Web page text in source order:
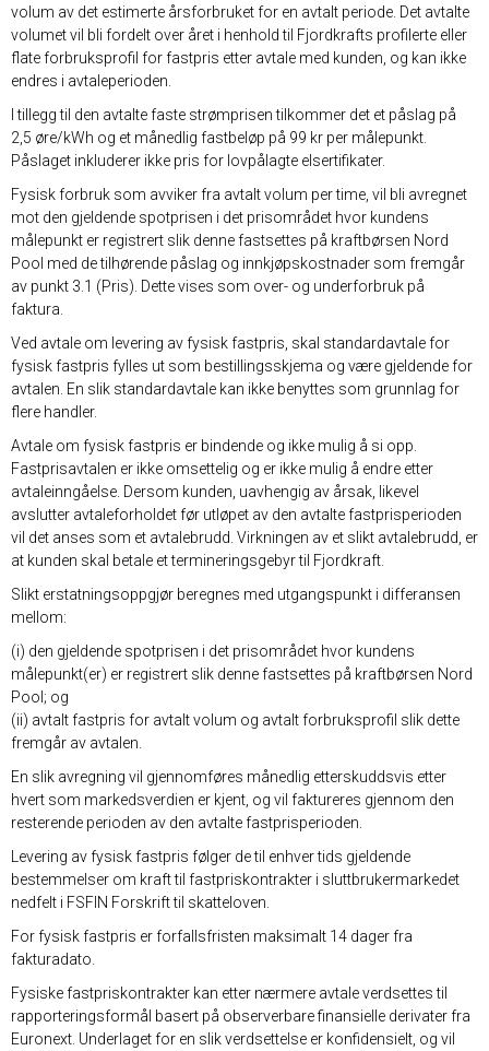
volum av det estimerte årsforbruket for en avtalt periode. Det avtalte
volumet vil bli fordelt over året i henhold til Fjordkrafts profilerte eller
flate forbruksprofil for fastpris etter avtale med kunden, og kan ikke
endres i avtaleperioden.
I tillegg til den avtalte faste strømprisen tilkommer det et påslag på
2,5 øre/kWh og et månedlig fastbeløp på 99 kr per målepunkt.
Påslaget inkluderer ikke pris for lovpålagte elsertifikater.
Fysisk forbruk som avviker fra avtalt volum per time, vil bli avregnet
mot den gjeldende spotprisen i det prisområdet hvor kundens
målepunkt er registrert slik denne fastsettes på kraftbørsen Nord
Pool med de tilhørende påslag og innkjøpskostnader som fremgår
av punkt 3.1 (Pris). Dette vises som over- og underforbruk på
faktura.
Ved avtale om levering av fysisk fastpris, skal standardavtale for
fysisk fastpris fylles ut som bestillingsskjema og være gjeldende for
avtalen. En slik standardavtale kan ikke benyttes som grunnlag for
flere handler.
Avtale om fysisk fastpris er bindende og ikke mulig å si opp.
Fastprisavtalen er ikke omsettelig og er ikke mulig å endre etter
avtaleinngåelse. Dersom kunden, uavhengig av årsak, likevel
avslutter avtaleforholdet før utløpet av den avtalte fastprisperioden
vil det anses som et avtalebrudd. Virkningen av et slikt avtalebrudd, er
at kunden skal betale et termineringsgebyr til Fjordkraft.
Slikt erstatningsoppgjør beregnes med utgangspunkt i differansen
mellom:
(i) den gjeldende spotprisen i det prisområdet hvor kundens
målepunkt(er) er registrert slik denne fastsettes på kraftbørsen Nord
Pool; og
(ii) avtalt fastpris for avtalt volum og avtalt forbruksprofil slik dette
fremgår av avtalen.
En slik avregning vil gjennomføres månedlig etterskuddsvis etter
hvert som markedsverdien er kjent, og vil faktureres gjennom den
resterende perioden av den avtalte fastprisperioden.
Levering av fysisk fastpris følger de til enhver tids gjeldende
bestemmelser om kraft til fastpriskontrakter i sluttbrukermarkedet
nedfelt i FSFIN Forskrift til skatteloven.
For fysisk fastpris er forfallsfristen maksimalt 14 dager fra
fakturadato.
Fysiske fastpriskontrakter kan etter nærmere avtale verdsettes til
rapporteringsformål basert på observerbare finansielle derivater fra
Euronext. Underlaget for en slik verdsettelse er konfidensielt, og vil